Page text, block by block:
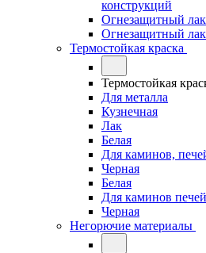
конструкций
Огнезащитный
Огнезащитный
Термостойкая краска
Термостойкая
Для металла
Кузнечная
Лак
Белая
Для каминов,
Черная
Белая
Для каминов печей
Черная
Негорючие материалы